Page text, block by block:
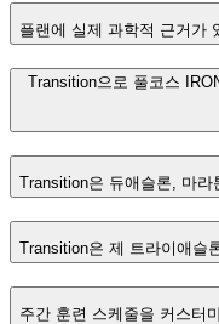
플랜에 실제 과학적 근거가
Transition으로 풀코스
Transition은 듀애슬론, 마
Transition은 제 트라이애슬
주간 훈련 스케줄을 커스터